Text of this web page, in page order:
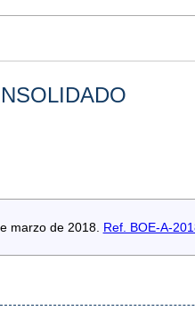
marzo de 2018. Ref. BOE-A-